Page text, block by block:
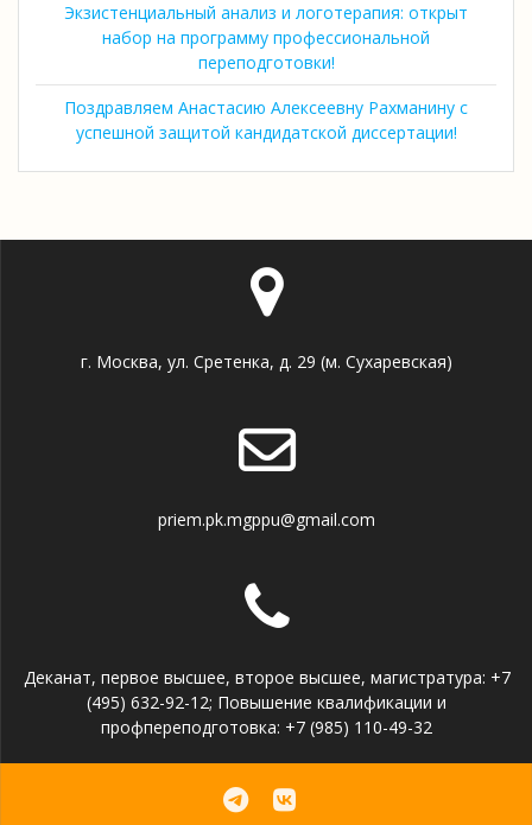
Экзистенциальный анализ и логотерапия: открыт
набор на программу профессиональной
переподготовки!
Поздравляем Анастасию Алексеевну Рахманину с
успешной защитой кандидатской диссертации!
г. Москва, ул. Сретенка, д. 29 (м. Сухаревская)
priem.pk.mgppu@gmail.com
Деканат, первое высшее, второе высшее, магистратура: +7
(495) 632-92-12; Повышение квалификации и
профпереподготовка: +7 (985) 110-49-32